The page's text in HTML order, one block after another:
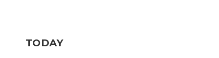
TODAY